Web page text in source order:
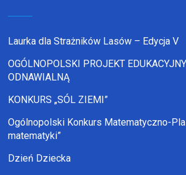
Laurka dla Strażników Lasów – Edycja V
OGÓLNOPOLSKI PROJEKT
ODNAWIALNĄ
KONKURS „SÓL ZIEMI”
Ogólnopolski Konkurs Matematyczno-
matematyki”
Dzień Dziecka